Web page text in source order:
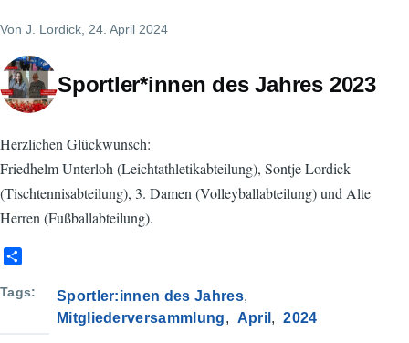
Von J. Lordick , 24. April 2024
Sportler*innen des Jahres 2023
Herzlichen Glückwunsch:
Friedhelm Unterloh (Leichtathletikabteilung), Sontje Lordick
(Tischtennisabteilung), 3. Damen (Volleyballabteilung) und Alte
Herren (Fußballabteilung).
a
Tags
Sportler:innen des Jahres
Mitgliederversammlung
April 2024